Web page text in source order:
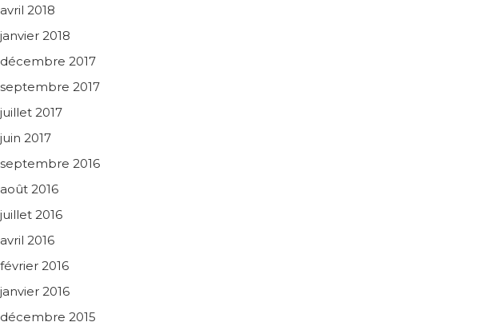
avril 2018
janvier 2018
décembre 2017
septembre 2017
juillet 2017
juin 2017
septembre 2016
août 2016
juillet 2016
avril 2016
février 2016
janvier 2016
décembre 2015